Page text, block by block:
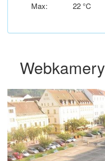
Max:
22 °C
Webkamery